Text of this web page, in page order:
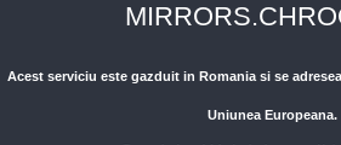
Acest serviciu este gazduit in Romania si se
Uniunea Europeana.